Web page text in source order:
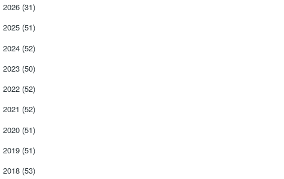
2026 (31)
2025 (51)
2024 (52)
2023 (50)
2022 (52)
2021 (52)
2020 (51)
2019 (51)
2018 (53)